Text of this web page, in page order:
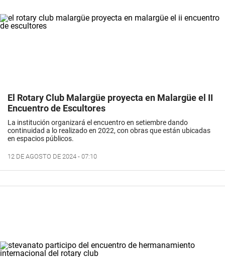
El Rotary Club Malargüe proyecta en Malargüe el II
Encuentro de Escultores
La institución organizará el encuentro en setiembre dando
continuidad a lo realizado en 2022, con obras que están ubicadas
en espacios públicos.
12 DE AGOSTO DE 2024 - 07:10